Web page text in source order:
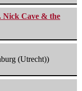
Nick Cave & the
(Utrecht))